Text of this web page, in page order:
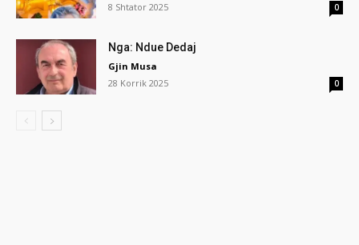
8 Shtator 2025
0
Nga: Ndue Dedaj
Gjin Musa
28 Korrik 2025
0